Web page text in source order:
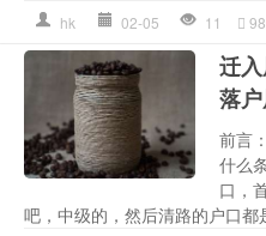
hk 02-05 11
迁
落
前言
什么
口，
吧，中级的，然后清路的户口